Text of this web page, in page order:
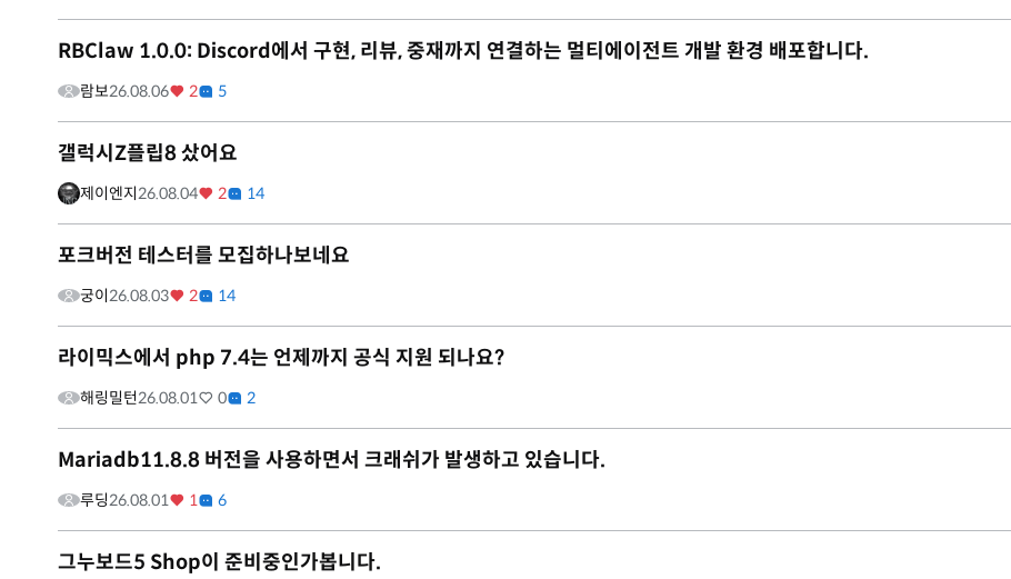
RBClaw 1.0.0: Discord에서 구현, 리뷰, 중재까지 연결하는 멀티에이전트 개발 환경 배포합니다.
람보26.08.06 2 5
갤럭시Z플립8 샀어요
제이엔지26.08.04 2 14
포크버전 테스터를 모집하나보네요
궁이26.08.03 2 14
라이믹스에서 php 7.4는 언제까지 공식 지원 되나요?
해링밀턴26.08.01 0 2
Mariadb11.8.8 버전을 사용하면서 크래쉬가 발생하고 있습니다.
루딩26.08.01 1 6
그누보드5 Shop이 준비중인가봅니다.